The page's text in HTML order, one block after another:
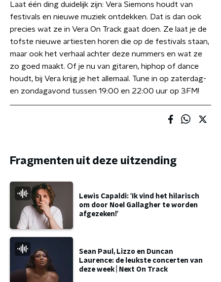
Laat één ding duidelijk zijn: Vera Siemons houdt van
festivals en nieuwe muziek ontdekken. Dat is dan ook
precies wat ze in Vera On Track gaat doen. Ze laat je de
tofste nieuwe artiesten horen die op de festivals staan,
maar ook het verhaal achter deze nummers en wat ze
zo goed maakt. Of je nu van gitaren, hiphop of dance
houdt, bij Vera krijg je het allemaal. Tune in op zaterdag-
en zondagavond tussen 19:00 en 22:00 uur op 3FM!
Fragmenten uit deze uitzending
Lewis Capaldi: 'Ik vind het hilarisch
om door Noel Gallagher te worden
afgezeken!'
Sean Paul, Lizzo en Duncan
Laurence: de leukste concerten van
deze week | Next On Track